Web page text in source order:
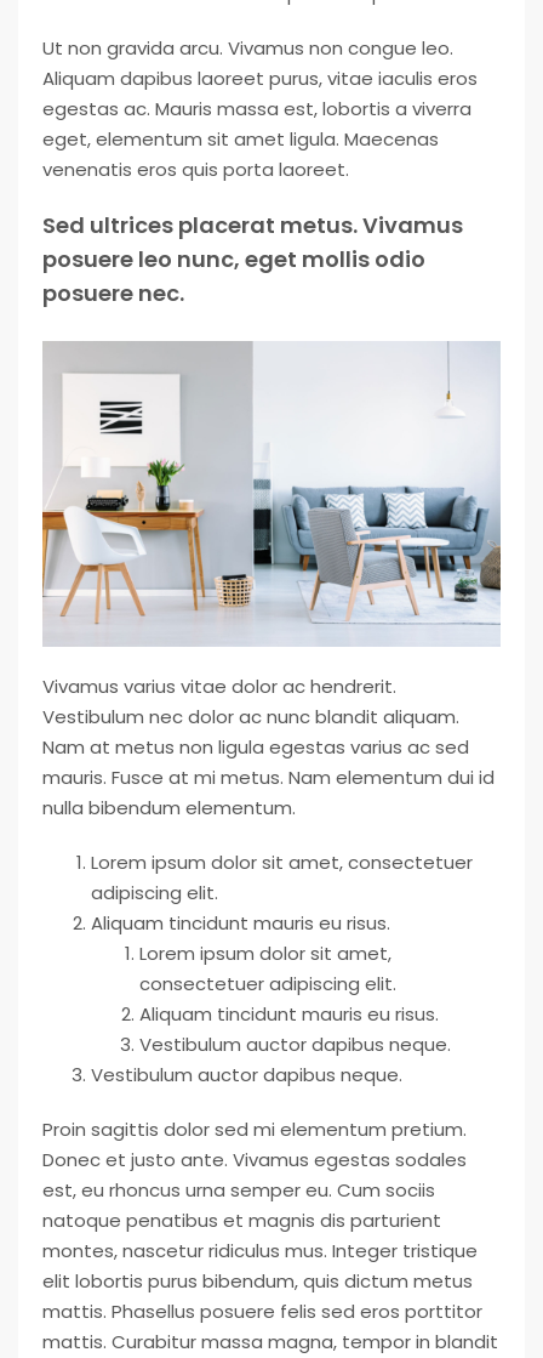
Ut non gravida arcu. Vivamus non congue leo.
Aliquam dapibus laoreet purus, vitae iaculis eros
egestas ac. Mauris massa est, lobortis a viverra
eget, elementum sit amet ligula. Maecenas
venenatis eros quis porta laoreet.
Sed ultrices placerat metus. Vivamus
posuere leo nunc, eget mollis odio
posuere nec.
Vivamus varius vitae dolor ac hendrerit.
Vestibulum nec dolor ac nunc blandit aliquam.
Nam at metus non ligula egestas varius ac sed
mauris. Fusce at mi metus. Nam elementum dui id
nulla bibendum elementum.
Lorem ipsum dolor sit amet, consectetuer
adipiscing elit.
Aliquam tincidunt mauris eu risus.
Lorem ipsum dolor sit amet,
consectetuer adipiscing elit.
Aliquam tincidunt mauris eu risus.
Vestibulum auctor dapibus neque.
Vestibulum auctor dapibus neque.
Proin sagittis dolor sed mi elementum pretium.
Donec et justo ante. Vivamus egestas sodales
est, eu rhoncus urna semper eu. Cum sociis
natoque penatibus et magnis dis parturient
montes, nascetur ridiculus mus. Integer tristique
elit lobortis purus bibendum, quis dictum metus
mattis. Phasellus posuere felis sed eros porttitor
mattis. Curabitur massa magna, tempor in blandit